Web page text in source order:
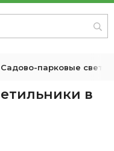
Садово-парковые
в